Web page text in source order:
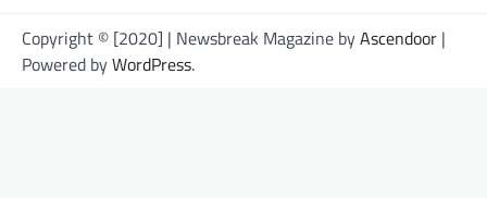
Copyright © [2020] | Newsbreak Magazine byAscendoor |
Powered byWordPress.